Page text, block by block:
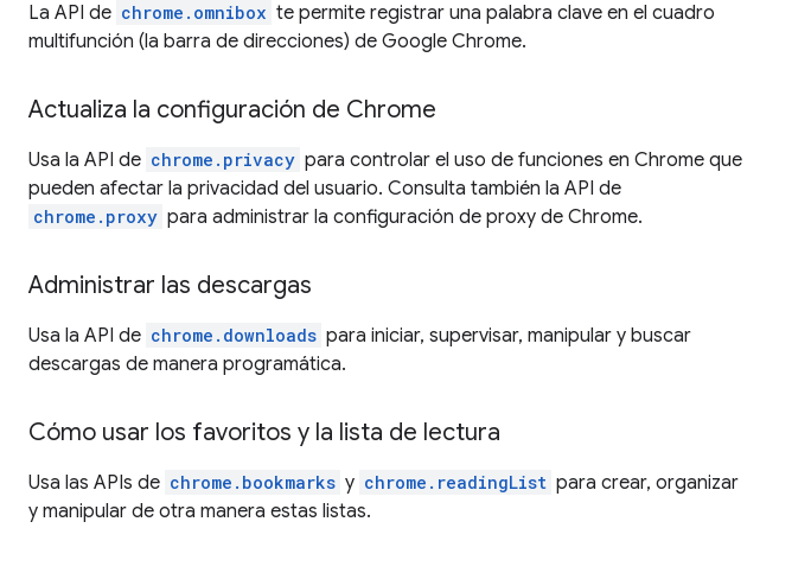
La API de chrome.omnibox te permite registrar una palabra clave en el cuadro
multifunción (la barra de direcciones) de Google Chrome.
Actualiza la configuración de Chrome
Usa la API de chrome.privacy para controlar el uso de funciones en Chrome que
pueden afectar la privacidad del usuario. Consulta también la API de
chrome.proxy para administrar la configuración de proxy de Chrome.
Administrar las descargas
Usa la API de chrome.downloads para iniciar, supervisar, manipular y buscar
descargas de manera programática.
Cómo usar los favoritos y la lista de lectura
Usa las APIs de chrome.bookmarks y chrome.readingList para crear, organizar
y manipular de otra manera estas listas.